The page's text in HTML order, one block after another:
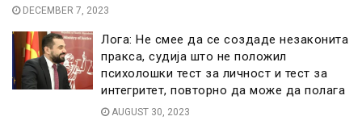
DECEMBER 7, 2023
Лога: Не смее да се создаде незаконита
пракса, судија што не положил
психолошки тест за личност и тест за
интегритет, повторно да може да полага
AUGUST 30, 2023